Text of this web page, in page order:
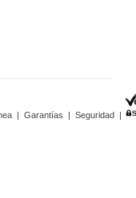
| Garantías | Seguridad |